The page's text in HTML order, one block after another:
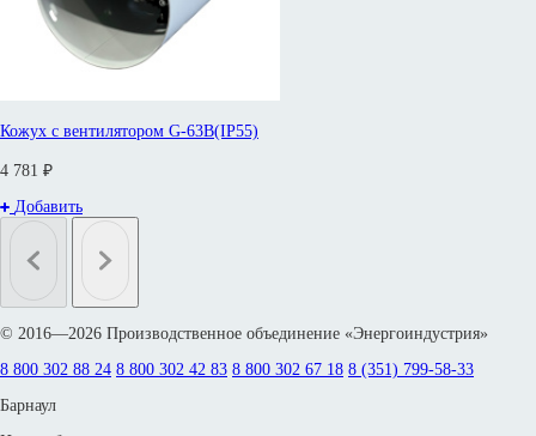
Кожух с вентилятором G-63B(IP55)
4 781 ₽
Добавить
© 2016—2026 Производственное объединение «Энергоиндустрия»
8 800 302 88 24 8 800 302 42 83 8 800 302 67 18 8 (351) 799-58-33
Барнаул